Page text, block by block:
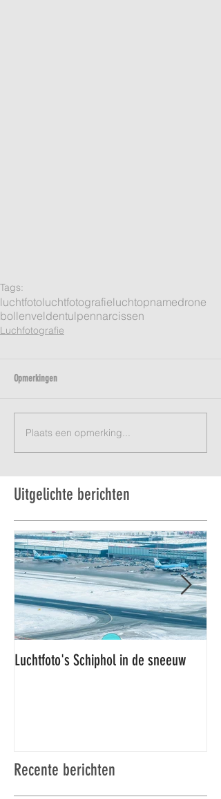
Tags:
luchtfotoluchtfotografieluchtopnamedrone
bollenveldentulpennarcissen
Luchfotografie
Opmerkingen
Plaats een opmerking...
Uitgelichte berichten
Luchtfoto's Schiphol in de sneeuw
Recente berichten